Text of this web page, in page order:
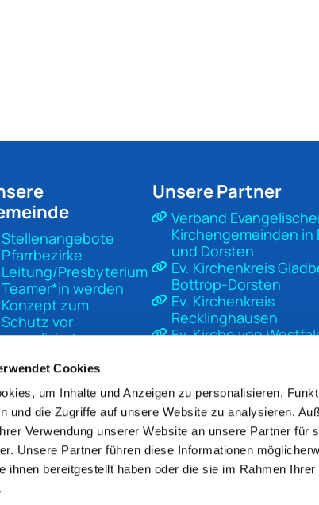
Cookies
um Inhalte und Anzeigen zu personalisieren,
und die Zugriffe auf unsere Website zu analysieren.
Verwendung unserer Website an unsere Partner für
Unsere Partner führen diese Informationen
ihnen bereitgestellt haben oder die sie im Rahmen
Stellenangebote
Pfarrbezirke
Leitung/Presbyterium
Teamer*in werden
Konzept zum
Schutz vor
sexualisierter
Unsere Partner
Verband
Kirchengemeinden in
und Dorsten
Ev. Kirchenkreis
Bottrop-Dorsten
Ev. Kirchenkreis
Recklinghausen
Ev. Kirche von
Bottrop-Dorsten
Unsere Kirche
Mach Kirche